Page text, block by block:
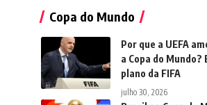
Copa do Mundo
Por que a UEFA
a Copa do Mundo?
plano da FIFA
julho 30, 2026